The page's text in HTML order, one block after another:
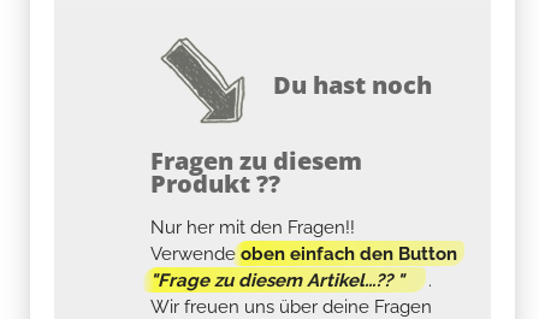
Du hast noch
Fragen zu diesem
Produkt ??
Nur her mit den Fragen!!
Verwendeoben einfach den Button
"Frage zu diesem Artikel...?? "
.
Wir freuen uns über deine Fragen